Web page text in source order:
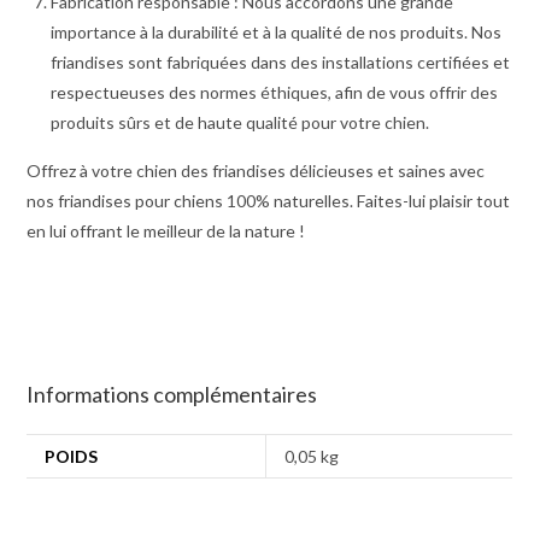
importance à la durabilité et à la qualité de nos produits. Nos
friandises sont fabriquées dans des installations certifiées et
respectueuses des normes éthiques, afin de vous offrir des
produits sûrs et de haute qualité pour votre chien.
Offrez à votre chien des friandises délicieuses et saines avec
nos friandises pour chiens 100% naturelles. Faites-lui plaisir tout
en lui offrant le meilleur de la nature !
Informations complémentaires
POIDS 0,05 kg